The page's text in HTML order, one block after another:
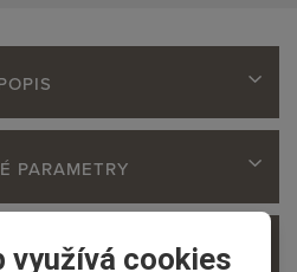
využívá cookies
PARAMETRY